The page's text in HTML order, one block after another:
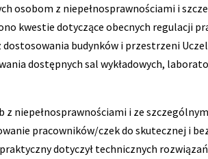
osobom z niepełnosprawnościami i
kwestie dotyczące obecnych regulacji
budynków i przestrzeni
dostępnych sal wykładowych,
z niepełnosprawnościami i ze
pracowników/czek do skutecznej i
dotyczył technicznych